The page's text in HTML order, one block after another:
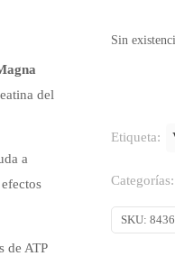
del
a
de ATP
Sin
Etiqueta:
SKU: